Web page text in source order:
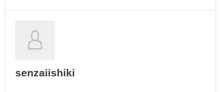
senzaiishiki